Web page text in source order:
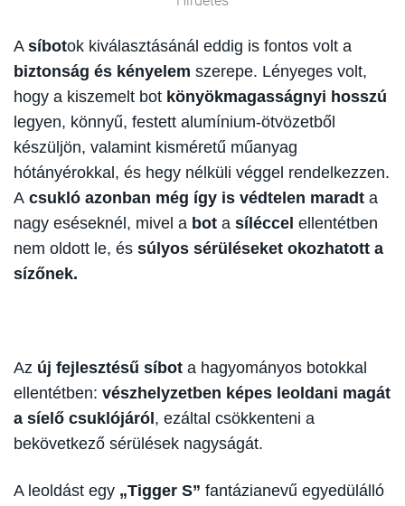
A síbotok kiválasztásánál eddig is fontos volt a
biztonság és kényelem szerepe. Lényeges volt,
hogy a kiszemelt bot könyökmagasságnyi hosszú
legyen, könnyű, festett alumínium-ötvözetből
készüljön, valamint kisméretű műanyag
hótányérokkal, és hegy nélküli véggel rendelkezzen.
A csukló azonban még így is védtelen maradt a
nagy eséseknél, mivel a bot a síléccel ellentétben
nem oldott le, és súlyos sérüléseket okozhatott a
sízőnek.
Az új fejlesztésű síbot a hagyományos botokkal
ellentétben: vészhelyzetben képes leoldani magát
a síelő csuklójáról , ezáltal csökkenteni a
bekövetkező sérülések nagyságát.
A leoldást egy „Tigger S” fantázianevű egyedülálló